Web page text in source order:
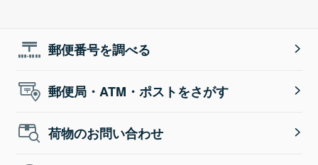
郵便番号を調べる
郵便局・ATM・ポストをさがす
荷物のお問い合わせ